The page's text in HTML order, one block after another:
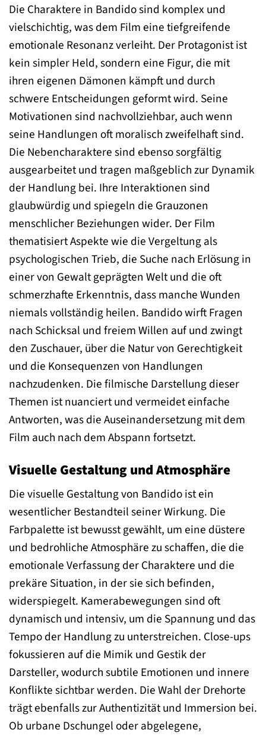
Die Charaktere in Bandido sind komplex und
vielschichtig, was dem Film eine tiefgreifende
emotionale Resonanz verleiht. Der Protagonist ist
kein simpler Held, sondern eine Figur, die mit
ihren eigenen Dämonen kämpft und durch
schwere Entscheidungen geformt wird. Seine
Motivationen sind nachvollziehbar, auch wenn
seine Handlungen oft moralisch zweifelhaft sind.
Die Nebencharaktere sind ebenso sorgfältig
ausgearbeitet und tragen maßgeblich zur Dynamik
der Handlung bei. Ihre Interaktionen sind
glaubwürdig und spiegeln die Grauzonen
menschlicher Beziehungen wider. Der Film
thematisiert Aspekte wie die Vergeltung als
psychologischen Trieb, die Suche nach Erlösung in
einer von Gewalt geprägten Welt und die oft
schmerzhafte Erkenntnis, dass manche Wunden
niemals vollständig heilen. Bandido wirft Fragen
nach Schicksal und freiem Willen auf und zwingt
den Zuschauer, über die Natur von Gerechtigkeit
und die Konsequenzen von Handlungen
nachzudenken. Die filmische Darstellung dieser
Themen ist nuanciert und vermeidet einfache
Antworten, was die Auseinandersetzung mit dem
Film auch nach dem Abspann fortsetzt.
Visuelle Gestaltung und Atmosphäre
Die visuelle Gestaltung von Bandido ist ein
wesentlicher Bestandteil seiner Wirkung. Die
Farbpalette ist bewusst gewählt, um eine düstere
und bedrohliche Atmosphäre zu schaffen, die die
emotionale Verfassung der Charaktere und die
prekäre Situation, in der sie sich befinden,
widerspiegelt. Kamerabewegungen sind oft
dynamisch und intensiv, um die Spannung und das
Tempo der Handlung zu unterstreichen. Close-ups
fokussieren auf die Mimik und Gestik der
Darsteller, wodurch subtile Emotionen und innere
Konflikte sichtbar werden. Die Wahl der Drehorte
trägt ebenfalls zur Authentizität und Immersion bei.
Ob urbane Dschungel oder abgelegene,